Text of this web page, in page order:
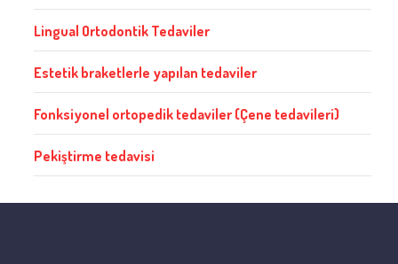
Lingual Ortodontik Tedaviler
Estetik braketlerle yapılan tedaviler
Fonksiyonel ortopedik tedaviler (Çene tedavileri)
Pekiştirme tedavisi